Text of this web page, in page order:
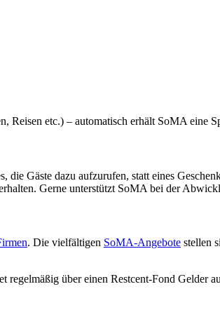
Reisen etc.) – automatisch erhält SoMA eine
Gäste dazu aufzurufen, statt eines
Gerne unterstützt SoMA bei der
. Die vielfältigen SoMA-Angebote stellen
regelmäßig über einen Restcent-Fond